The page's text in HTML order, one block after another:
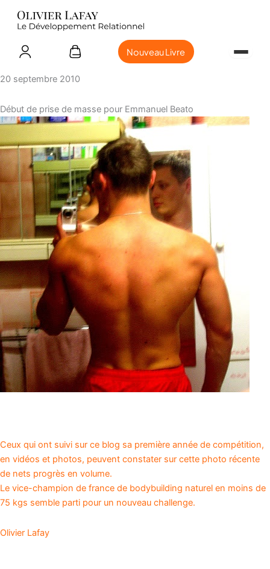
Nouveau Livre
20 septembre 2010
Début de prise de masse pour Emmanuel Beato
Ceux qui ont suivi sur ce blog sa première année de compétition,
en vidéos et photos, peuvent constater sur cette photo récente
de nets progrès en volume.
Le vice-champion de france de bodybuilding naturel en moins de
75 kgs semble parti pour un nouveau challenge.
Olivier Lafay